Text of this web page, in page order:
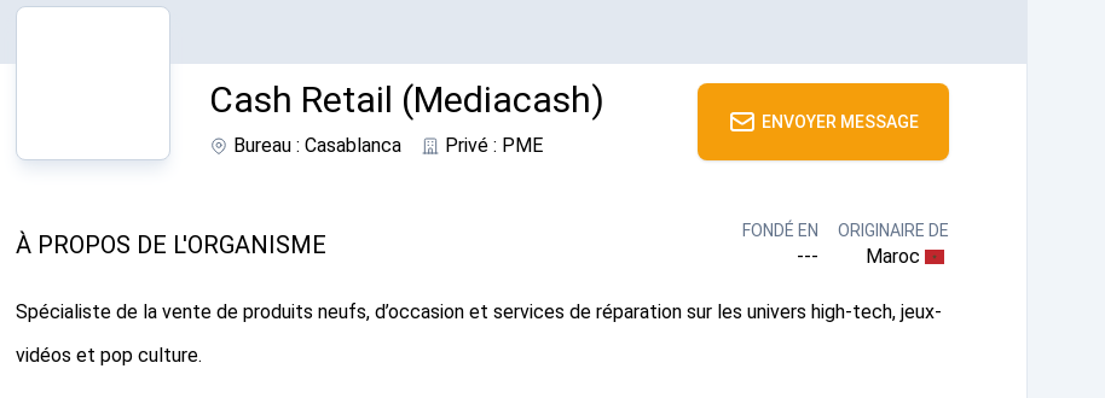
Cash Retail (Mediacash)
Bureau : Casablanca Privé : PME
ENVOYER MESSAGE
À PROPOS DE L'ORGANISME FONDÉ EN
---
ORIGINAIRE DE
Maroc
Spécialiste de la vente de produits neufs, d’occasion et services de réparation sur les univers high-tech, jeux-
vidéos et pop culture.